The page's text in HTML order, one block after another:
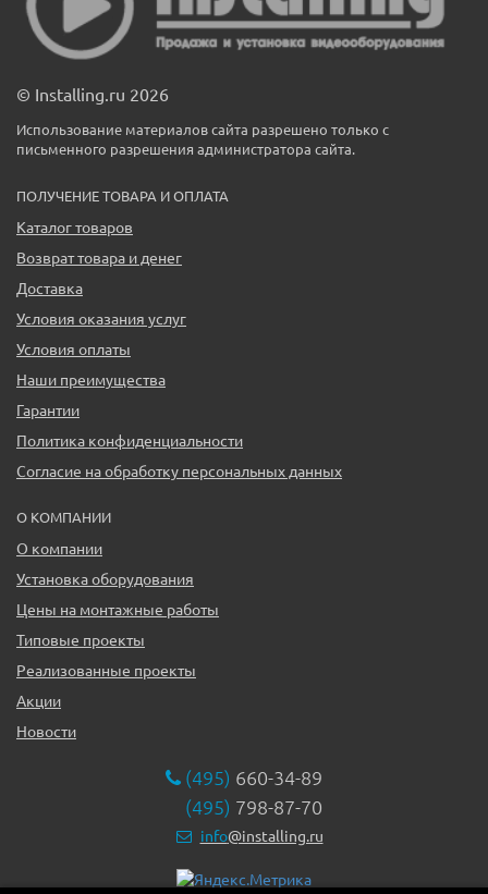
© Installing.ru 2026
Использование материалов сайта разрешено только с
письменного разрешения администратора сайта.
ПОЛУЧЕНИЕ ТОВАРА И ОПЛАТА
Каталог товаров
Возврат товара и денег
Доставка
Условия оказания услуг
Условия оплаты
Наши преимущества
Гарантии
Политика конфиденциальности
Согласие на обработку персональных данных
О КОМПАНИИ
О компании
Установка оборудования
Цены на монтажные работы
Типовые проекты
Реализованные проекты
Акции
Новости
(495) 660-34-89
(495) 798-87-70
info@installing.ru